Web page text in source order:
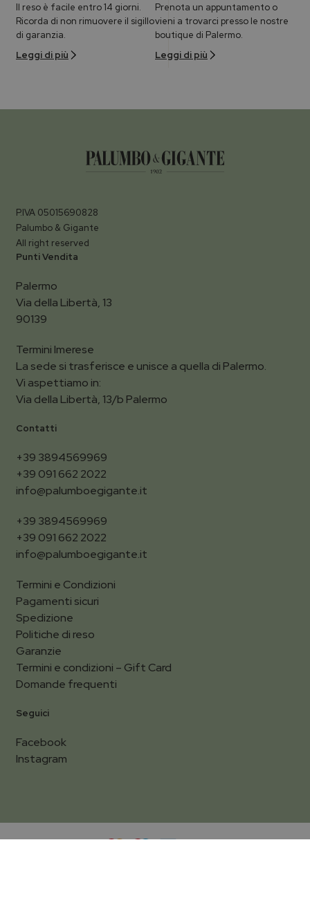
Il reso è facile entro 14 giorni.
Ricorda di non rimuovere il sigillo
di garanzia.
Leggi di più
Prenota un appuntamento o
vieni a trovarci presso le nostre
boutique di Palermo.
Leggi di più
P.IVA 05015690828
Palumbo & Gigante
All right reserved
Punti Vendita
Palermo
Via della Libertà, 13
90139
Termini Imerese
La sede si trasferisce e unisce a quella di Palermo.
Vi aspettiamo in:
Via della Libertà, 13/b Palermo
Contatti
+39 3894569969
+39 091 662 2022
info@palumboegigante.it
+39 3894569969
+39 091 662 2022
info@palumboegigante.it
Termini e Condizioni
Pagamenti sicuri
Spedizione
Politiche di reso
Garanzie
Termini e condizioni – Gift Card
Domande frequenti
Seguici
Facebook
Instagram